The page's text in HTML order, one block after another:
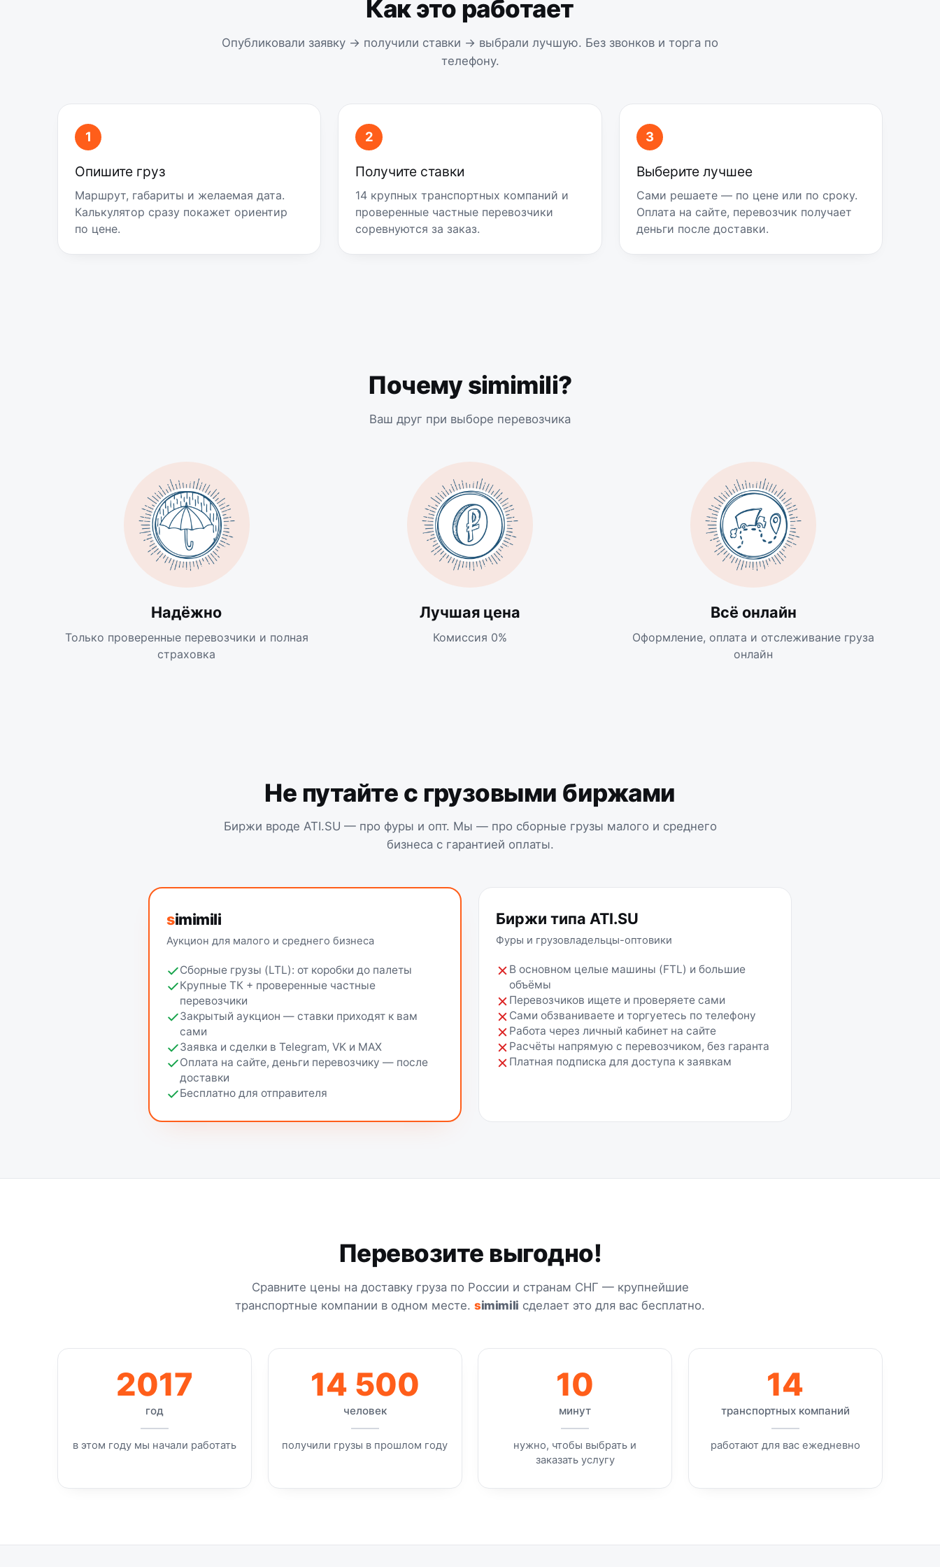
Как это работает
Опубликовали заявку → получили ставки → выбрали лучшую. Без звонков и торга по
телефону.
1
Опишите груз
Маршрут, габариты и желаемая дата.
Калькулятор сразу покажет ориентир
по цене.
2
Получите ставки
14 крупных транспортных компаний и
проверенные частные перевозчики
соревнуются за заказ.
3
Выберите лучшее
Сами решаете — по цене или по сроку.
Оплата на сайте, перевозчик получает
деньги после доставки.
Почему simimili?
Ваш друг при выборе перевозчика
Надёжно
Только проверенные перевозчики и полная
страховка
Лучшая цена
Комиссия 0%
Всё онлайн
Оформление, оплата и отслеживание груза
онлайн
Не путайте с грузовыми биржами
Биржи вроде ATI.SU — про фуры и опт. Мы — про сборные грузы малого и среднего
бизнеса с гарантией оплаты.
simimili
Аукцион для малого и среднего бизнеса
Сборные грузы (LTL): от коробки до палеты
Крупные ТК + проверенные частные
перевозчики
Закрытый аукцион — ставки приходят к вам
сами
Заявка и сделки в Telegram, VK и MAX
Оплата на сайте, деньги перевозчику — после
доставки
Бесплатно для отправителя
Биржи типа ATI.SU
Фуры и грузовладельцы-оптовики
В основном целые машины (FTL) и большие
объёмы
Перевозчиков ищете и проверяете сами
Сами обзваниваете и торгуетесь по телефону
Работа через личный кабинет на сайте
Расчёты напрямую с перевозчиком, без гаранта
Платная подписка для доступа к заявкам
Перевозите выгодно!
Сравните цены на доставку груза по России и странам СНГ — крупнейшие
транспортные компании в одном месте. simimili сделает это для вас бесплатно.
2017
год
в этом году мы начали работать
14 500
человек
получили грузы в прошлом году
10
минут
нужно, чтобы выбрать и
заказать услугу
14
транспортных компаний
работают для вас ежедневно